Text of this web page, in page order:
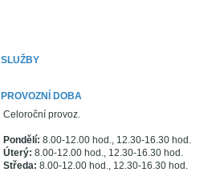
SLUŽBY
PROVOZNÍ DOBA
Celoroční provoz.
Pondělí: 8.00-12.00 hod., 12.30-16.30 hod.
Úterý: 8.00-12.00 hod., 12.30-16.30 hod.
Středa: 8.00-12.00 hod., 12.30-16.30 hod.